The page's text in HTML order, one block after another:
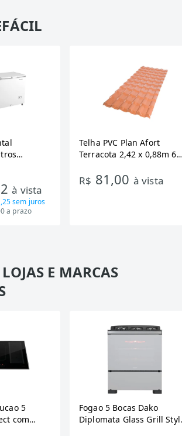
Branco,
à vista
sem juros
a prazo
Telha PVC Plan Afort
Terracota 2,42 x 0,88m 6
R$ 81,00 à vista
E MARCAS
5
com
Fogao 5 Bocas Dako
Diplomata Glass Grill